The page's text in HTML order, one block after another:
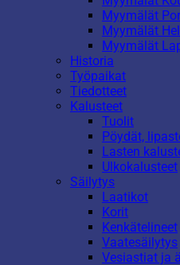
Myymälät
Myymälät
Myymälät
Historia
Työpaikat
Tiedotteet
Kalusteet
Tuolit
Pöydät,
Lasten
Ulkokalusteet
Säilytys
Laatikot
Korit
Kenkätelineet
Vaatesäilytys
Vesiastiat ja